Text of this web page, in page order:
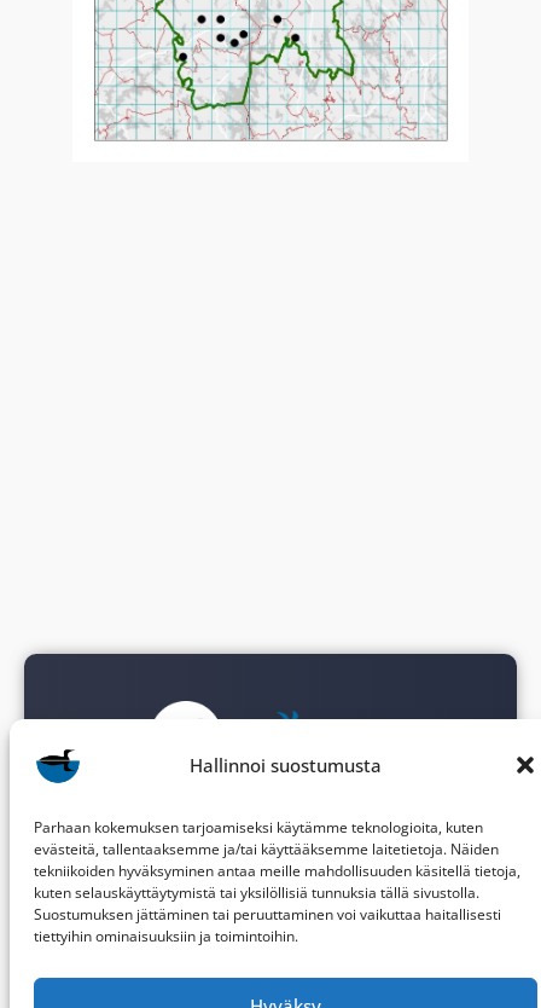
Hallinnoi suostumusta
Parhaan kokemuksen tarjoamiseksi käytämme teknologioita, kuten
evästeitä, tallentaaksemme ja/tai käyttääksemme laitetietoja. Näiden
tekniikoiden hyväksyminen antaa meille mahdollisuuden käsitellä tietoja,
kuten selauskäyttäytymistä tai yksilöllisiä tunnuksia tällä sivustolla.
Suostumuksen jättäminen tai peruuttaminen voi vaikuttaa haitallisesti
tiettyihin ominaisuuksiin ja toimintoihin.
BirdLife Keski-Suomi ry
PL 287
40101 JYVÄSKYLÄ
ksly[@]birdlife.fi